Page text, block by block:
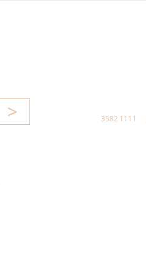
> 3582 1111